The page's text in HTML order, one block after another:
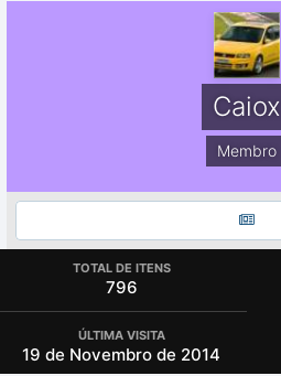
Caiox
Membro
TOTAL DE ITENS
796
ÚLTIMA VISITA
19 de Novembro de 2014